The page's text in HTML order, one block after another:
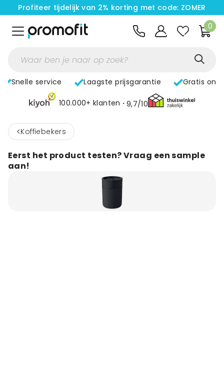
Profiteer tijdelijk van 2% korting met code: ZOMER
0
Snelle service Laagste prijsgarantie Gratis
100.000+ klanten 9,7/10
< Koffiebekers
Eerst het product testen? Vraag een sample
aan!